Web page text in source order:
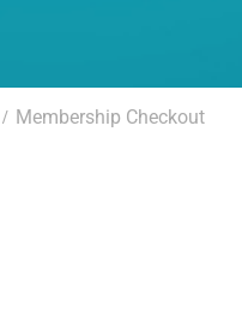
Membership Checkout